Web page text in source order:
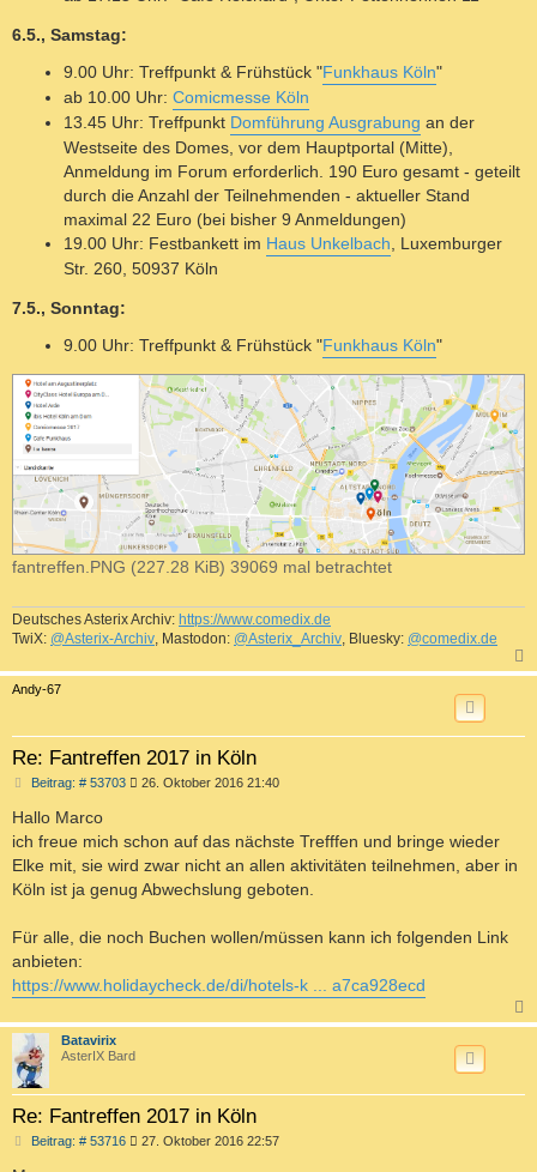
6.5., Samstag:
9.00 Uhr: Treffpunkt & Frühstück "Funkhaus Köln"
ab 10.00 Uhr: Comicmesse Köln
13.45 Uhr: Treffpunkt Domführung Ausgrabung an der
Westseite des Domes, vor dem Hauptportal (Mitte),
Anmeldung im Forum erforderlich. 190 Euro gesamt - geteilt
durch die Anzahl der Teilnehmenden - aktueller Stand
maximal 22 Euro (bei bisher 9 Anmeldungen)
19.00 Uhr: Festbankett im Haus Unkelbach , Luxemburger
Str. 260, 50937 Köln
7.5., Sonntag:
9.00 Uhr: Treffpunkt & Frühstück "Funkhaus Köln"
fantreffen.PNG (227.28 KiB) 39069 mal betrachtet
Deutsches Asterix Archiv: https://www.comedix.de
TwiX: @Asterix-Archiv, Mastodon: @Asterix_Archiv, Bluesky: @comedix.de
a
Andy-67
Re: Fantreffen 2017 in Köln
Beitrag: # 53703B
r
g
26. Oktober 2016 21:40
Hallo Marco
ich freue mich schon auf das nächste Trefffen und bringe wieder
Elke mit, sie wird zwar nicht an allen aktivitäten teilnehmen, aber in
Köln ist ja genug Abwechslung geboten.
Für alle, die noch Buchen wollen/müssen kann ich folgenden Link
anbieten:
https://www.holidaycheck.de/di/hotels-k ... a7ca928ecd
a
Batavirix
AsterIX Bard
Re: Fantreffen 2017 in Köln
Beitrag: # 53716B 27. Oktober 2016 22:57